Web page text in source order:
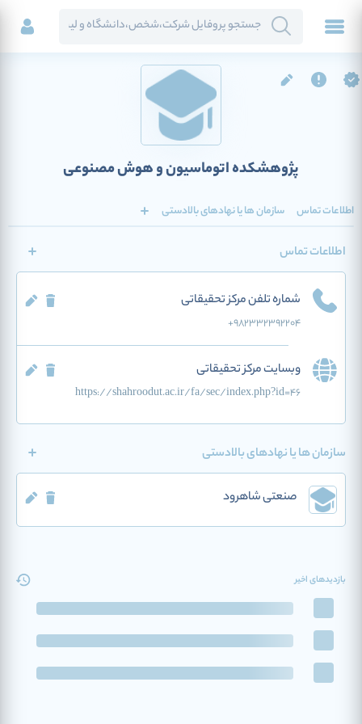
پژوهشکده اتوماسیون و هوش مصنوعی
اطلاعات تماس سازمان ها یا نهادهای بالادستی
اطلاعات تماس
شماره تلفن مرکز تحقیقاتی
+982332392204
وبسایت مرکز تحقیقاتی
https://shahroodut.ac.ir/fa/sec/index.php?id=46
سازمان ها یا نهادهای بالادستی
صنعتی شاهرود
بازدیدهای اخیر